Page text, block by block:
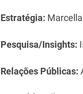
Estratégia:
Pesquisa/Insights:
Relações Públicas: